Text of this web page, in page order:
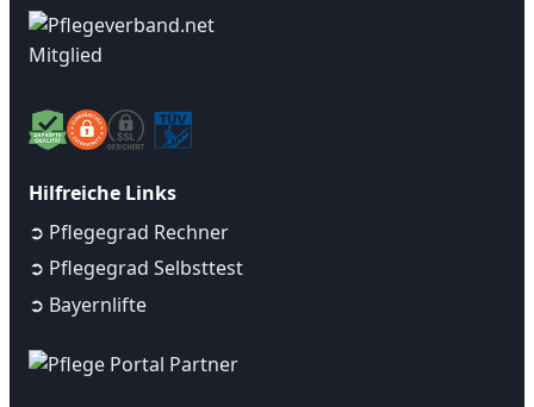
Hilfreiche Links
➲ Pflegegrad Rechner
➲ Pflegegrad Selbsttest
➲ Bayernlifte